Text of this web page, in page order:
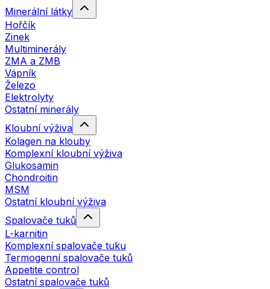
Minerální látky
Hořčík
Zinek
Multiminerály
ZMA a ZMB
Vápník
Železo
Elektrolyty
Ostatní minerály
Kloubní výživa
Kolagen na klouby
Komplexní kloubní výživa
Glukosamin
Chondroitin
MSM
Ostatní kloubní výživa
Spalovače tuků
L-karnitin
Komplexní spalovače tuku
Termogenní spalovače tuků
Appetite control
Ostatní spalovače tuků